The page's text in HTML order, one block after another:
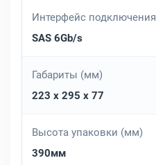
Интерфейс подключения
SAS 6Gb/s
Габариты (мм)
223 x 295 x 77
Высота упаковки (мм)
390мм